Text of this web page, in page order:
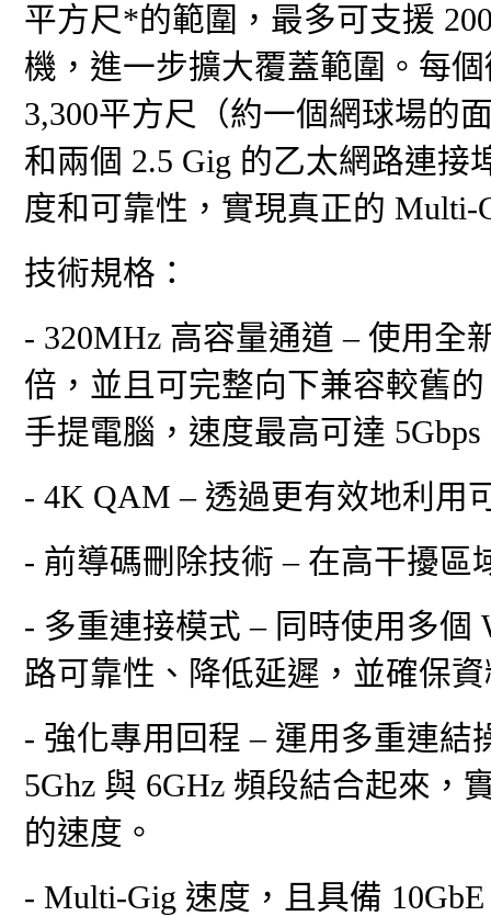
平方尺*的範圍，最多可支援
機，進一步擴大覆蓋範圍。每
3,300平方尺（約一個網球場的
和兩個 2.5 Gig 的乙太網路連
度和可靠性，實現真正的 Multi-
技術規格：
- 320MHz 高容量通道 – 使用全
倍，並且可完整向下兼容較舊
手提電腦，速度最高可達 5Gbps
- 4K QAM – 透過更有效地利用
- 前導碼刪除技術 – 在高干擾
- 多重連接模式 – 同時使用多
路可靠性、降低延遲，並確保
- 強化專用回程 – 運用多重連結
5Ghz 與 6GHz 頻段結合起來，
的速度。
- Multi-Gig 速度，且具備